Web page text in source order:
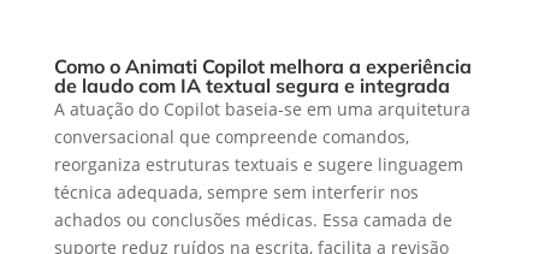
Como o Animati Copilot melhora a experiência
de laudo com IA textual segura e integrada
A atuação do Copilot baseia-se em uma arquitetura
conversacional que compreende comandos,
reorganiza estruturas textuais e sugere linguagem
técnica adequada, sempre sem interferir nos
achados ou conclusões médicas. Essa camada de
suporte reduz ruídos na escrita, facilita a revisão